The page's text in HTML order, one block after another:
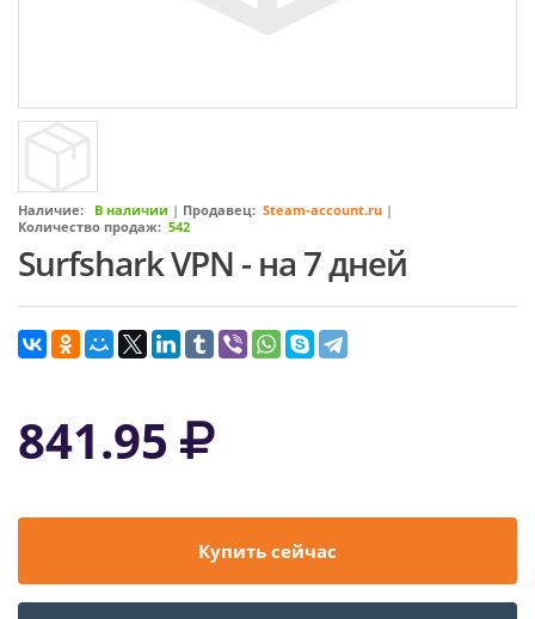
Наличие: В наличии | Продавец: Steam-account.ru |
Количество продаж: 542
Surfshark VPN - на 7 дней
841.95
Купить сейчас